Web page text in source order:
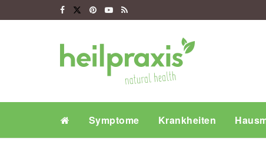
Symptome Krankheiten